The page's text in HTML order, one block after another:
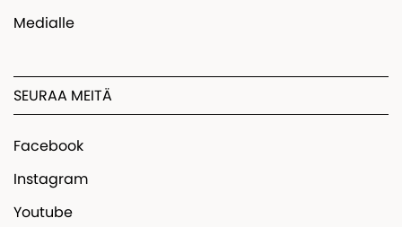
Medialle
SEURAA MEITÄ
Facebook
Instagram
Youtube